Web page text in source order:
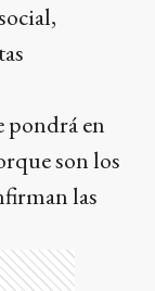
pondrá en
son los
las